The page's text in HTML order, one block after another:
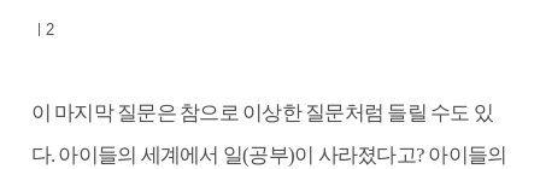
ㅣ2
이 마지막 질문은 참으로 이상한 질문처럼 들릴 수도 있
다. 아이들의 세계에서 일(공부)이 사라졌다고? 아이들의